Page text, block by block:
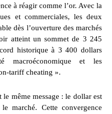
à réagir comme l’or. Avec la
et commerciales, les deux
dès l’ouverture des marchés
atteint un sommet de 3 245
historique à 3 400 dollars
macroéconomique et les
tariff cheating ».
même message : le dollar est
marché. Cette convergence